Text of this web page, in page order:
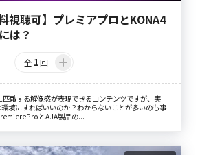
視聴可】プレミアプロとKONA4
は？
全 1回
匹敵する解像感が表現できるコンテンツですが、実
境にすればいいのか？わからないことが多いのも事
とAJA製品の...